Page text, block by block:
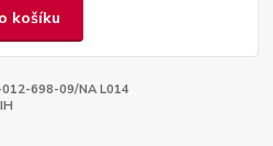
košíku
698-09/NA L014